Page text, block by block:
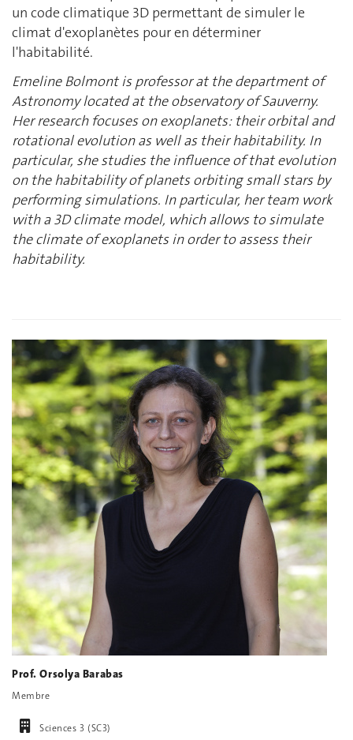
un code climatique 3D permettant de simuler le
climat d'exoplanètes pour en déterminer
l'habitabilité.
Emeline Bolmont is professor at the department of
Astronomy located at the observatory of Sauverny.
Her research focuses on exoplanets: their orbital and
rotational evolution as well as their habitability. In
particular, she studies the influence of that evolution
on the habitability of planets orbiting small stars by
performing simulations. In particular, her team work
with a 3D climate model, which allows to simulate
the climate of exoplanets in order to assess their
habitability.
Prof. Orsolya Barabas
Membre
Sciences 3 (SC3)